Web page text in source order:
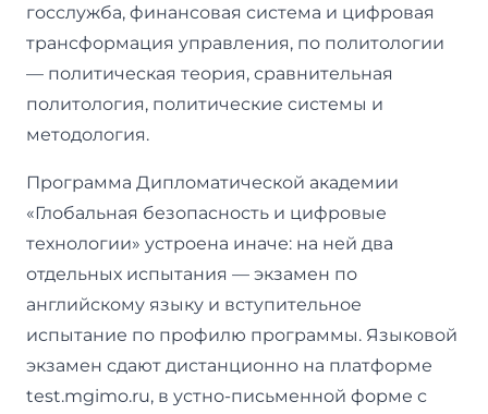
госслужба, финансовая система и цифровая
трансформация управления, по политологии
— политическая теория, сравнительная
политология, политические системы и
методология.
Программа Дипломатической академии
«Глобальная безопасность и цифровые
технологии» устроена иначе: на ней два
отдельных испытания — экзамен по
английскому языку и вступительное
испытание по профилю программы. Языковой
экзамен сдают дистанционно на платформе
test.mgimo.ru, в устно-письменной форме с